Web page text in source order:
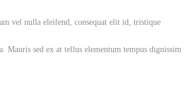
vel nulla eleifend, consequat elit id, tristique
Mauris sed ex at tellus elementum tempus dignissim